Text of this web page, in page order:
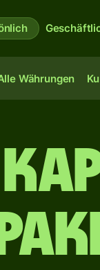
Währungen